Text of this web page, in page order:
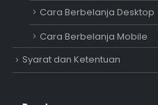
Cara Berbelanja Desktop
Cara Berbelanja Mobile
Syarat dan Ketentuan